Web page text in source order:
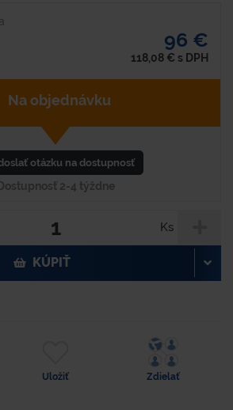
96 €
118,08 € s DPH
Na objednávku
otázku na dostupnosť
Dostupnosť 2-4 týždne
Ks
KÚPIŤ
Uložiť Zdielať